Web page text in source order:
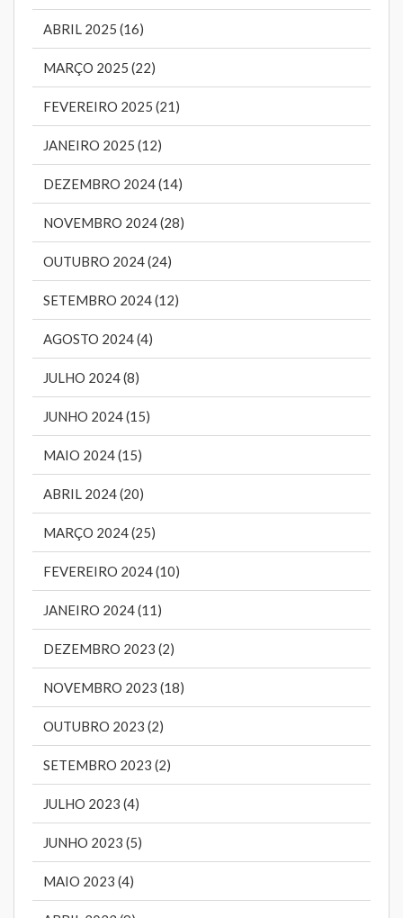
ABRIL 2025 (16)
MARÇO 2025 (22)
FEVEREIRO 2025 (21)
JANEIRO 2025 (12)
DEZEMBRO 2024 (14)
NOVEMBRO 2024 (28)
OUTUBRO 2024 (24)
SETEMBRO 2024 (12)
AGOSTO 2024 (4)
JULHO 2024 (8)
JUNHO 2024 (15)
MAIO 2024 (15)
ABRIL 2024 (20)
MARÇO 2024 (25)
FEVEREIRO 2024 (10)
JANEIRO 2024 (11)
DEZEMBRO 2023 (2)
NOVEMBRO 2023 (18)
OUTUBRO 2023 (2)
SETEMBRO 2023 (2)
JULHO 2023 (4)
JUNHO 2023 (5)
MAIO 2023 (4)